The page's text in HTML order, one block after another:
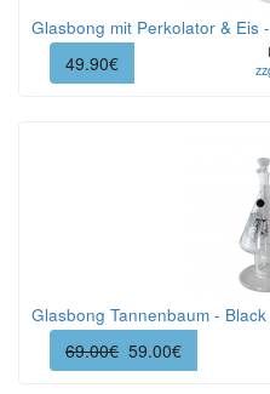
Glasbong mit Perkolator & Eis
49.90€
Glasbong Tannenbaum -
69.00€ 59.00€